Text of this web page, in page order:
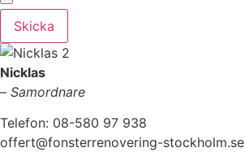
Skicka
Nicklas
– Samordnare
Telefon: 08-580 97 938
offert@fonsterrenovering-stockholm.se